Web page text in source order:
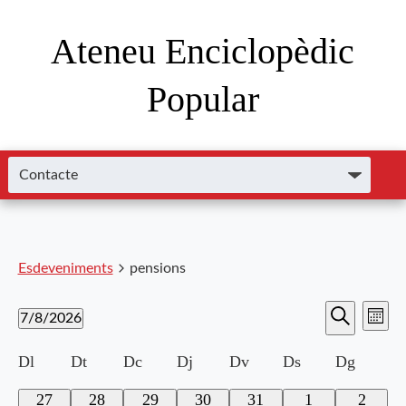
Ateneu Enciclopèdic
Popular
Esdeveniments pensions
visual
i
Cerca de
Mes
7/8/2026
una
Calendari
Dl Dt Dc Dj Dv Ds Dg
0
27
0
28
0
29
0
30
0
31
0
1
0
2